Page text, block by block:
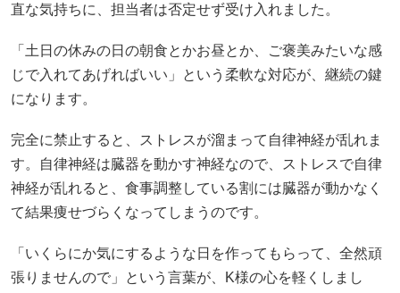
直な気持ちに、担当者は否定せず受け入れました。
「土日の休みの日の朝食とかお昼とか、ご褒美みたいな感
じで入れてあげればいい」という柔軟な対応が、継続の鍵
になります。
完全に禁止すると、ストレスが溜まって自律神経が乱れま
す。自律神経は臓器を動かす神経なので、ストレスで自律
神経が乱れると、食事調整している割には臓器が動かなく
て結果痩せづらくなってしまうのです。
「いくらにか気にするような日を作ってもらって、全然頑
張りませんので」という言葉が、K様の心を軽くしまし